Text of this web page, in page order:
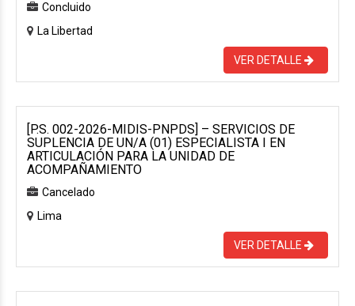
Concluido
La Libertad
VER DETALLE
[P.S. 002-2026-MIDIS-PNPDS] – SERVICIOS DE
SUPLENCIA DE UN/A (01) ESPECIALISTA I EN
ARTICULACIÓN PARA LA UNIDAD DE
ACOMPAÑAMIENTO
Cancelado
Lima
VER DETALLE